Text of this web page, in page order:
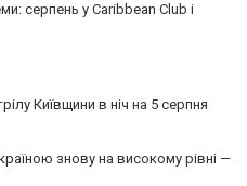
серпень у Caribbean Club і
Київщини в ніч на 5 серпня
знову на високому рівні —